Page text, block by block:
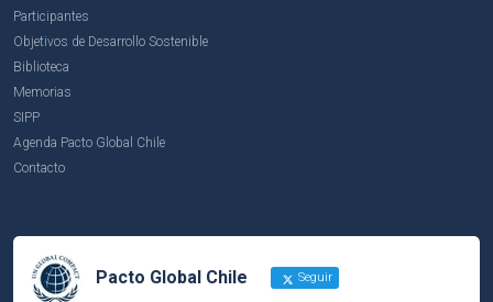
Participantes
Objetivos de Desarrollo Sostenible
Biblioteca
Memorias
SIPP
Agenda Pacto Global Chile
Contacto
Pacto Global Chile Seguir